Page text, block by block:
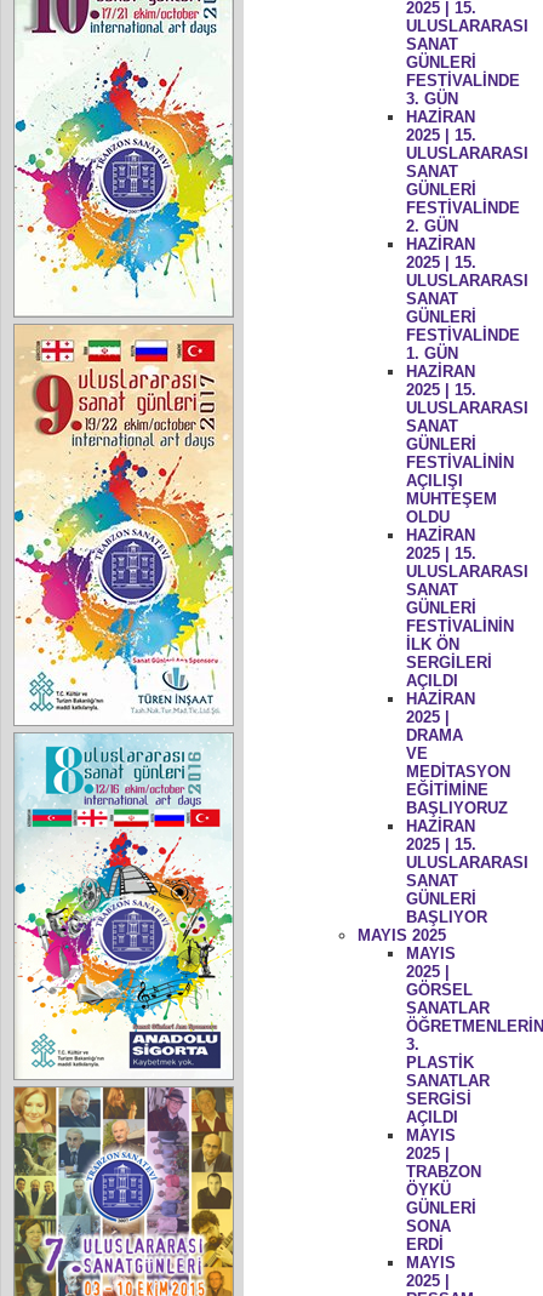
2025 | 15.
ULUSLARARASI
SANAT
GÜNLERİ
FESTİVALİNDE
3. GÜN
HAZİRAN
2025 | 15.
ULUSLARARASI
SANAT
GÜNLERİ
FESTİVALİNDE
2. GÜN
HAZİRAN
2025 | 15.
ULUSLARARASI
SANAT
GÜNLERİ
FESTİVALİNDE
1. GÜN
HAZİRAN
2025 | 15.
ULUSLARARASI
SANAT
GÜNLERİ
FESTİVALİNİN
AÇILIŞI
MUHTEŞEM
OLDU
HAZİRAN
2025 | 15.
ULUSLARARASI
SANAT
GÜNLERİ
FESTİVALİNİN
İLK ÖN
SERGİLERİ
AÇILDI
HAZİRAN
2025 |
DRAMA
VE
MEDİTASYON
EĞİTİMİNE
BAŞLIYORUZ
HAZİRAN
2025 | 15.
ULUSLARARASI
SANAT
GÜNLERİ
BAŞLIYOR
MAYIS 2025
MAYIS
2025 |
GÖRSEL
SANATLAR
3.
PLASTİK
SANATLAR
SERGİSİ
AÇILDI
MAYIS
2025 |
TRABZON
ÖYKÜ
GÜNLERİ
SONA
ERDİ
MAYIS
2025 |